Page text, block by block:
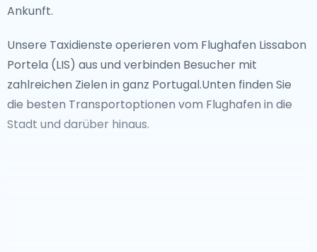
Ankunft.
Unsere Taxidienste operieren vom Flughafen Lissabon
Portela (LIS) aus und verbinden Besucher mit
zahlreichen Zielen in ganz Portugal.Unten finden Sie
die besten Transportoptionen vom Flughafen in die
Stadt und darüber hinaus.